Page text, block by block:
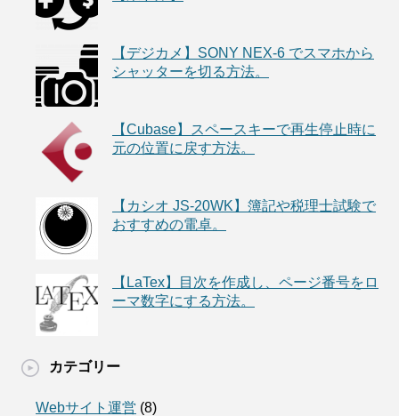
【デジカメ】SONY NEX-6 でスマホから
シャッターを切る方法。
【Cubase】スペースキーで再生停止時に
元の位置に戻す方法。
【カシオ JS-20WK】簿記や税理士試験で
おすすめの電卓。
【LaTex】目次を作成し、ページ番号をロ
ーマ数字にする方法。
カテゴリー
Webサイト運営 (8)